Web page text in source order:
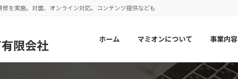
を実施。対面、オンライン対応。コンテンツ提供なども
ホーム マミオンについて 事業内容